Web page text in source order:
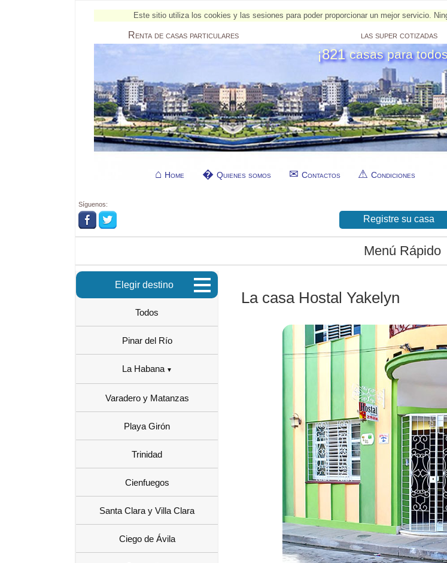
Este sitio utiliza los cookies y las sesiones para poder proporcionar un mejor servicio.
Rentade casas particulares las super cotizadas
¡821casas para
Home Quienes somos Contactos Condiciones
Síguenos:
Registre su casa
Menú Rápido
Elegir destino
Todos
Pinar del Río
La Habana
Varadero y Matanzas
Playa Girón
Trinidad
Cienfuegos
Santa Clara y Villa Clara
Ciego de Ávila
La casa Hostal Yakelyn